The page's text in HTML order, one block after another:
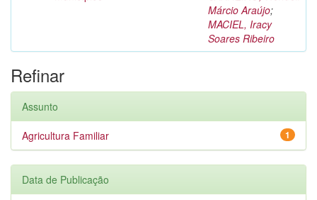
Márcio Araújo;
MACIEL, Iracy
Soares Ribeiro
Refinar
Assunto
1
Agricultura Familiar
Data de Publicação